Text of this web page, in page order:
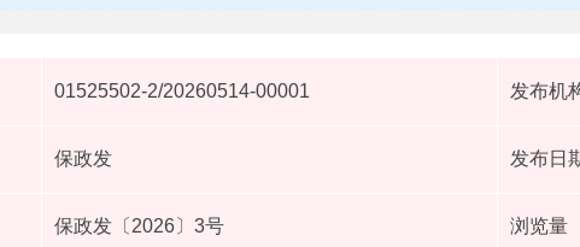
01525502-2/20260514-00001 发布机
保政发 发布日
保政发〔2026〕3号 浏览量